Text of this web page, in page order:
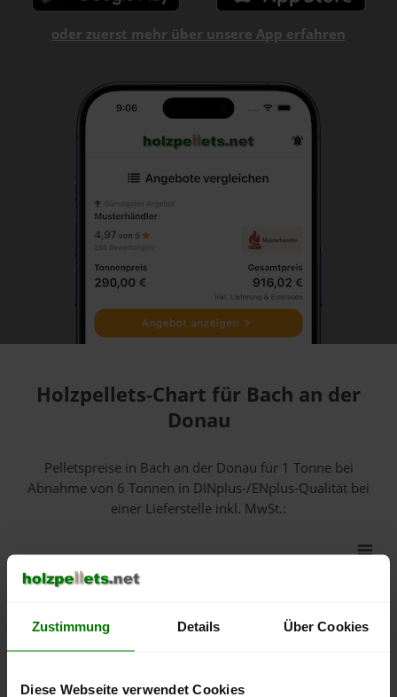
Zustimmung Details Über Cookies
Diese Webseite verwendet Cookies
oder zuerst mehr über unsere App erfahren
Holzpellets-Chart für Bach an der
Donau
Pelletspreise in Bach an der Donau für 1 Tonne bei
Abnahmevon 6 Tonnen in DINplus-/ENplus-Qualität bei
einer Lieferstelle inkl. MwSt.:
400 €